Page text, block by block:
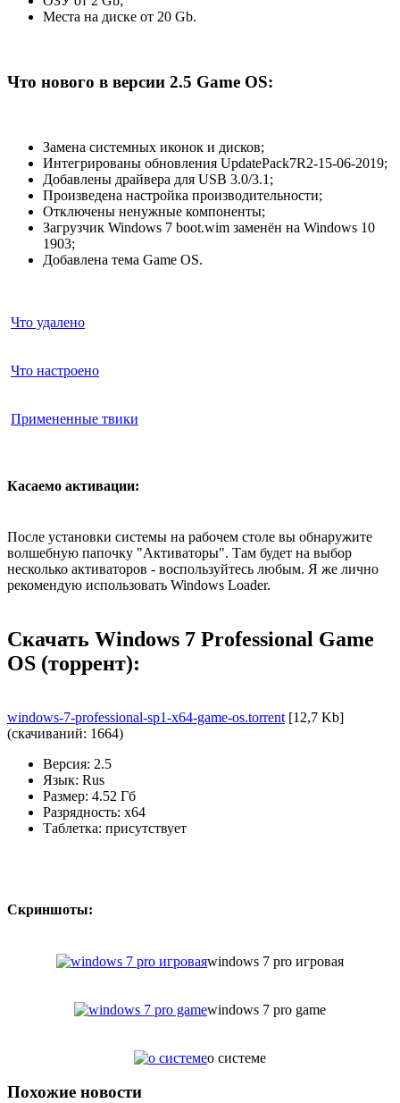
Места на диске от 20 Gb.
Что нового в версии 2.5 Game OS:
Замена системных иконок и дисков;
Интегрированы обновления UpdatePack7R2-15-06-2019;
Добавлены драйвера для USB 3.0/3.1;
Произведена настройка производительности;
Отключены ненужные компоненты;
Загрузчик Windows 7 boot.wim заменён на Windows 10
1903;
Добавлена тема Game OS.
Что удалено
Что настроено
Примененные твики
Касаемо активации:
После установки системы на рабочем столе вы обнаружите
волшебную папочку "Активаторы". Там будет на выбор
несколько активаторов - воспользуйтесь любым. Я же лично
рекомендую использовать Windows Loader.
Скачать Windows 7 Professional Game
OS (торрент):
windows-7-professional-sp1-x64-game-os.torrent [12,7 Kb]
(cкачиваний: 1664)
Версия: 2.5
Язык: Rus
Размер: 4.52 Гб
Разрядность: x64
Таблетка: присутствует
Скриншоты:
windows 7 pro игровая
windows 7 pro game
о системе
Похожие новости